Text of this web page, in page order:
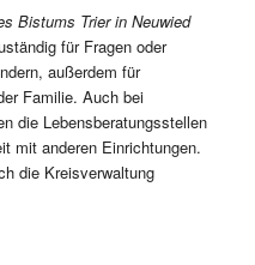
Bistums Trier in Neuwied
für Fragen oder
außerdem für
Familie. Auch bei
die Lebensberatungsstellen
mit anderen Einrichtungen.
die Kreisverwaltung